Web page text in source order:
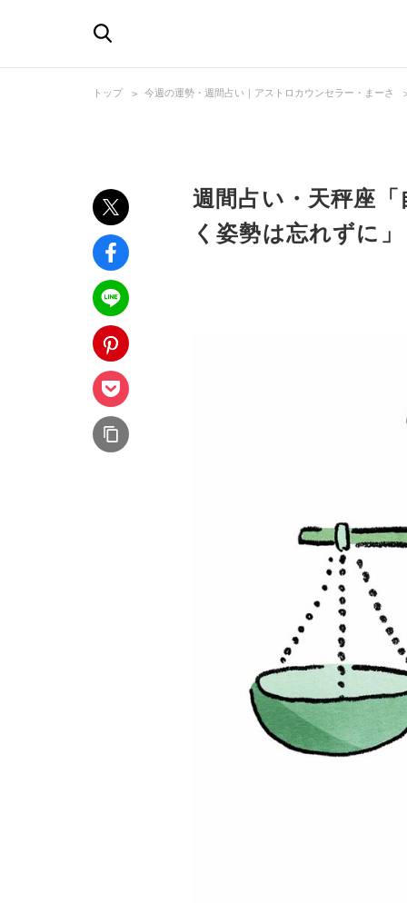
トップ 今週の運勢・週間占い｜アストロカウンセラー・まーさ
週間占い・天秤座
く姿勢は忘れずに